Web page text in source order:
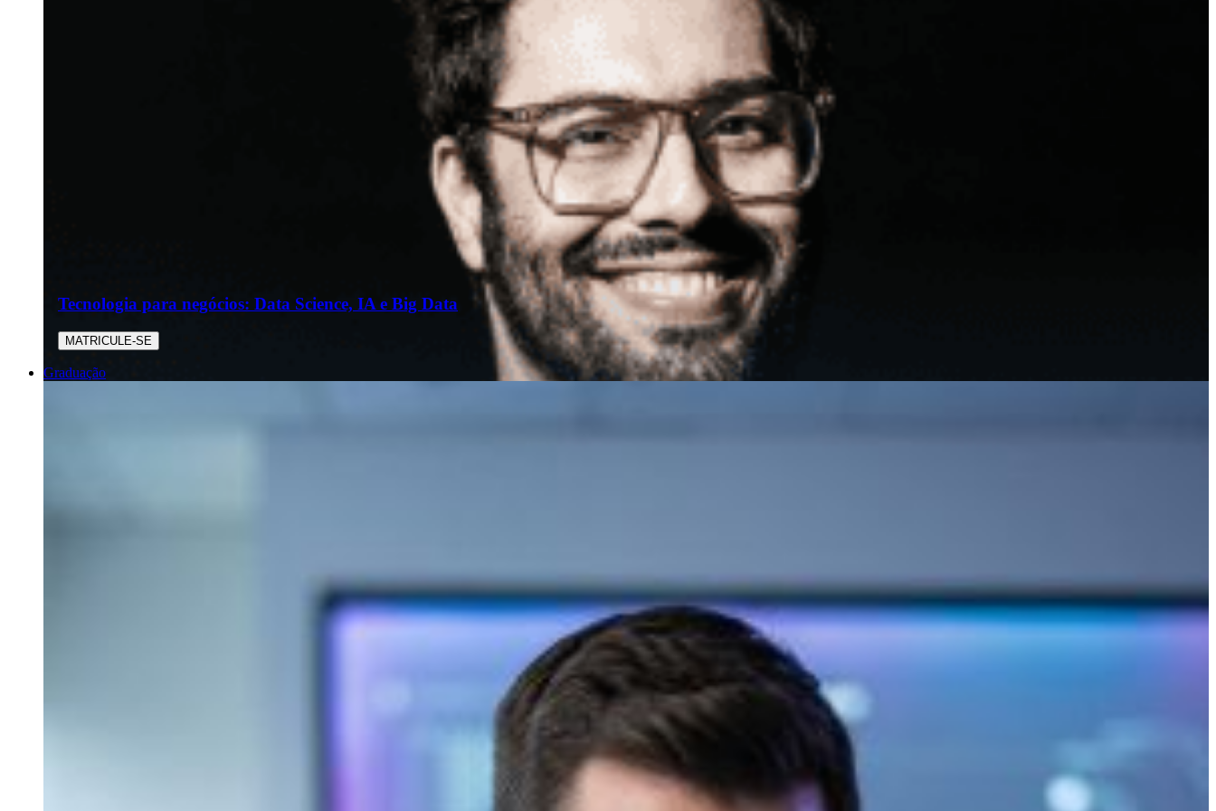
Tecnologia para negócios: Data Science, IA e Big Data
MATRICULE-SE
Graduação